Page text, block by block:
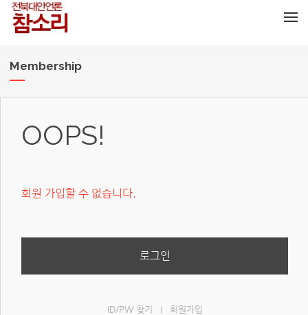
Membership
OOPS!
회원 가입할 수 없습니다.
로그인
ID/PW 찾기 회원가입